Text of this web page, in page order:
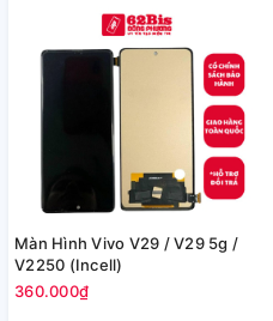
Màn Hình Vivo V29 / V29 5g /
V2250 (Incell)
360.000₫